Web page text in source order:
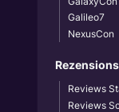
Galileo7
NexusCon
Rezensions-
Reviews
Reviews